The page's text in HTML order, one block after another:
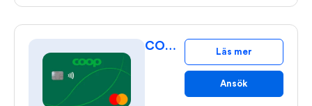
COOP Kreditkort Läs mer
Ansök